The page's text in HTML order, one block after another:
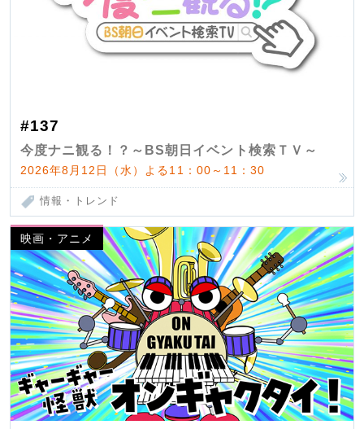
#137
今度ナニ観る！？～BS朝日イベント検索ＴＶ～
2026年8月12日（水）よる11：00～11：30
情報・トレンド
映画・アニメ